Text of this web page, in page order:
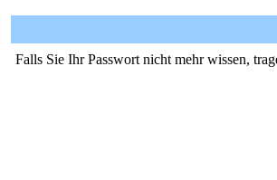
Falls Sie Ihr Passwort nicht mehr wissen,